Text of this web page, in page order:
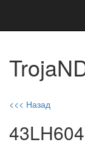
<<< Назад